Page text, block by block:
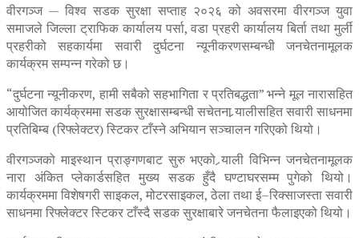
वीरगञ्ज — विश्व सडक सुरक्षा सप्ताह २०२६ को अवसरमा वीरगञ्ज युवा
समाजले जिल्ला ट्राफिक कार्यालय पर्सा, वडा प्रहरी कार्यालय बिर्ता तथा मुर्ली
प्रहरीको सहकार्यमा सवारी दुर्घटना न्यूनीकरणसम्बन्धी जनचेतनामूलक
कार्यक्रम सम्पन्न गरेको छ।
“दुर्घटना न्यूनीकरण, हामी सबैको सहभागिता र प्रतिबद्धता” भन्ने मूल नारासहित
आयोजित कार्यक्रममा सडक सुरक्षासम्बन्धी सचेतना र्‍यालीसहित सवारी साधनमा
प्रतिबिम्ब (रिफ्लेक्टर) स्टिकर टाँस्ने अभियान सञ्चालन गरिएको थियो।
वीरगञ्जको माइस्थान प्राङ्गणबाट सुरु भएको र्‍याली विभिन्न जनचेतनामूलक
नारा अंकित प्लेकार्डसहित मुख्य सडक हुँदै घण्टाघरसम्म पुगेको थियो।
कार्यक्रममा विशेषगरी साइकल, मोटरसाइकल, ठेला तथा ई–रिक्साजस्ता सवारी
साधनमा रिफ्लेक्टर स्टिकर टाँस्दै सडक सुरक्षाबारे जनचेतना फैलाइएको थियो।